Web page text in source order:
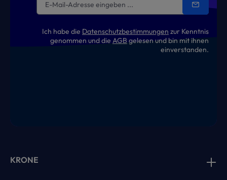
Ich habe die Datenschutzbestimmungen zur Kenntnis
genommen und die AGB gelesen und bin mit ihnen
einverstanden.
KRONE